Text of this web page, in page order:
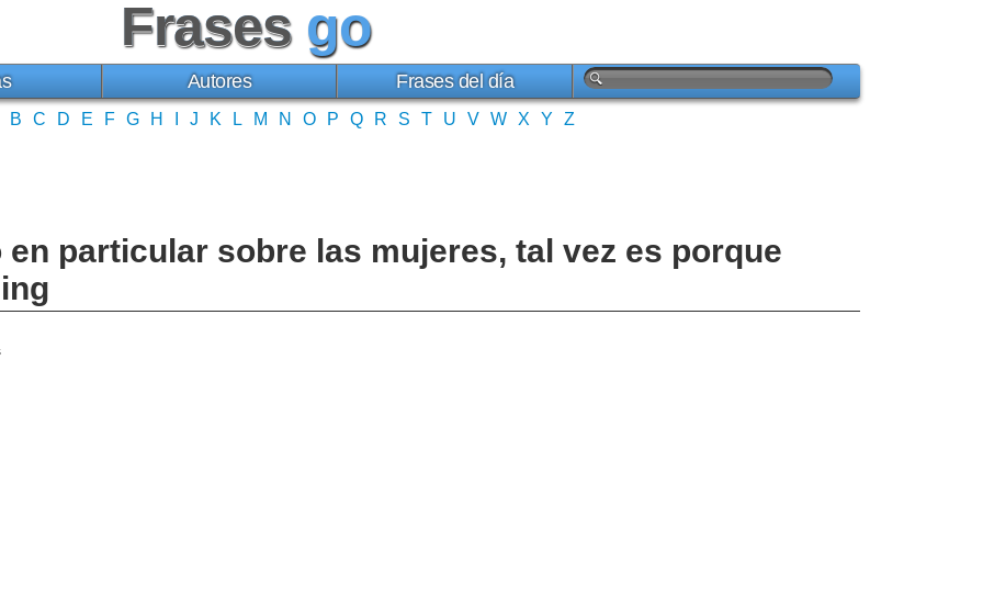
Frases go
Autores Frases del día
B C D E F G H J K L M N O P Q R S T U V W X Y Z
particular sobre las mujeres, tal vez es porque